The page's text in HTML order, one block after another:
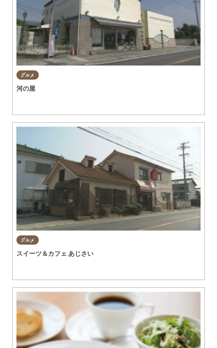
グルメ
河の屋
グルメ
スイーツ＆カフェ あじさい